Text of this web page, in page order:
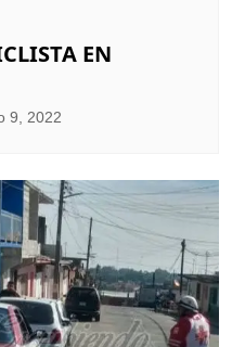
EN
9, 2022